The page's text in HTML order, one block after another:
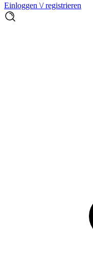
Einloggen \/ registrieren